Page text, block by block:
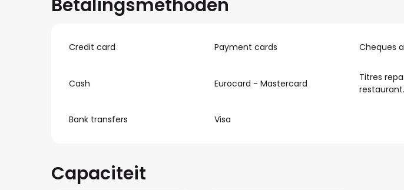
Betalingsmethoden
Credit card Payment cards Cheques
Cash Eurocard - Mastercard
Titres
Bank transfers Visa
Capaciteit